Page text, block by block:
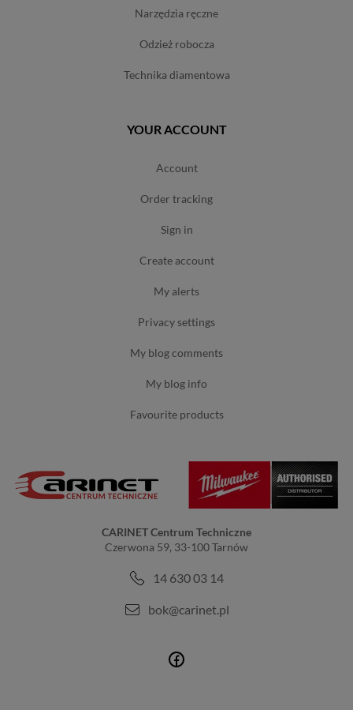
narzędzia ręczne
odzież robocza
technika diamentowa
YOUR ACCOUNT
account
order tracking
sign in
create account
my alerts
privacy settings
my blog comments
my blog info
favourite products
CARINET Centrum Techniczne
Czerwona 59, 33-100 Tarnów
14 630 03 14
bok@carinet.pl